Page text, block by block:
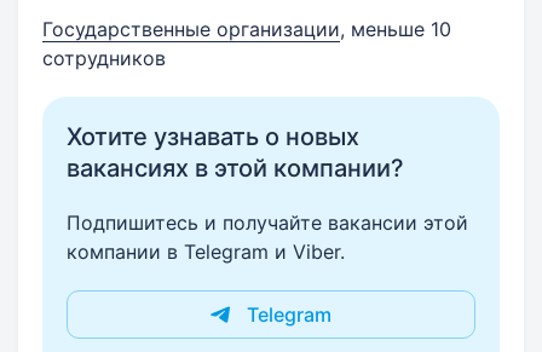
Государственные организации, меньше 10
сотрудников
Хотите узнавать о новых
вакансиях в этой компании?
Подпишитесь и получайте вакансии этой
компании в Telegram и Viber.
Telegram